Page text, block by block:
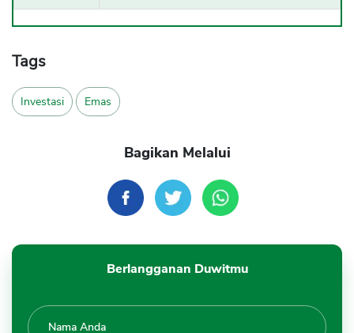
Tags
Investasi Emas
Bagikan Melalui
Berlangganan Duwitmu